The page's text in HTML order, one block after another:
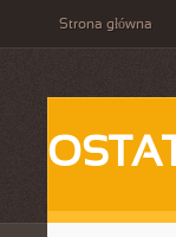
Strona główna